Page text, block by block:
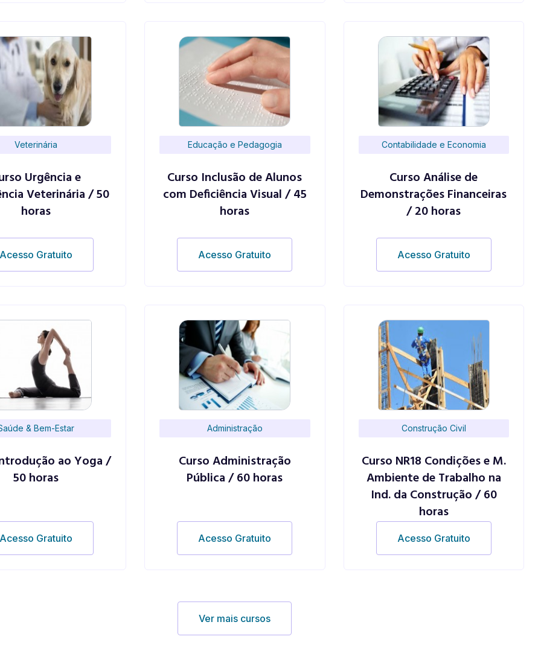
Veterinária
Urgência e
Veterinária / 50
horas
Gratuito
Educação e Pedagogia
Curso Inclusão de Alunos
com Deficiência Visual / 45
horas
Acesso Gratuito
Contabilidade e Economia
Curso Análise de
Demonstrações Financeiras
/ 20 horas
Acesso Gratuito
& Bem-Estar
ao Yoga /
50 horas
Gratuito
Administração
Curso Administração
Pública / 60 horas
Acesso Gratuito
Construção Civil
Curso NR18 Condições e M.
Ambiente de Trabalho na
Ind. da Construção / 60
horas
Acesso Gratuito
Ver mais cursos